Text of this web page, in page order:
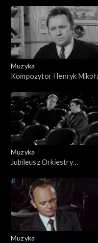
Muzyka
Kompozytor Henryk
Muzyka
Jubileusz Orkiestry
Muzyka